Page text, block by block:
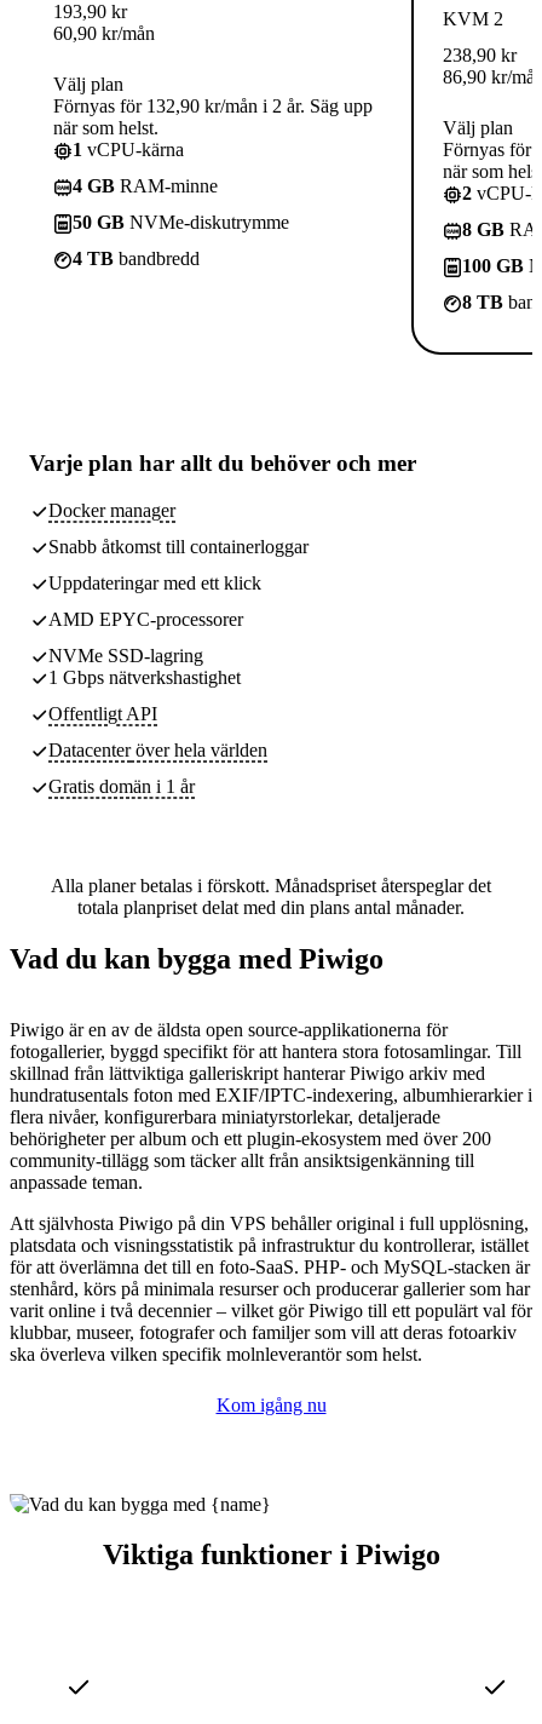
193,90 kr
60,90 kr/mån
Välj plan
Förnyas för 132,90 kr/mån i 2 år. Säg upp
när som helst.
1 vCPU-kärna
4 GB RAM-minne
50 GB NVMe-diskutrymme
4 TB bandbredd
KVM 2
238,90 kr
86,90 kr/
Välj plan
Förnyas för
när som
2 vCPU-
8 GB
100 GB
8 TB
Varje plan har allt du behöver och mer
Docker manager
Snabb åtkomst till containerloggar
Uppdateringar med ett klick
AMD EPYC-processorer
NVMe SSD-lagring
1 Gbps nätverkshastighet
Offentligt API
Datacenteröver hela världen
Gratis domän i 1 år
Alla planer betalas i förskott. Månadspriset återspeglar det
totala planpriset delat med din plans antal månader.
Vad du kan bygga med Piwigo
Piwigo är en av de äldsta open source-applikationerna för
fotogallerier, byggd specifikt för att hantera stora fotosamlingar. Till
skillnad från lättviktiga galleriskript hanterar Piwigo arkiv med
hundratusentals foton med EXIF/IPTC-indexering, albumhierarkier i
flera nivåer, konfigurerbara miniatyrstorlekar, detaljerade
behörigheter per album och ett plugin-ekosystem med över 200
community-tillägg som täcker allt från ansiktsigenkänning till
anpassade teman.
Att självhosta Piwigo på din VPS behåller original i full upplösning,
platsdata och visningsstatistik på infrastruktur du kontrollerar, istället
för att överlämna det till en foto-SaaS. PHP- och MySQL-stacken är
stenhård, körs på minimala resurser och producerar gallerier som har
varit online i två decennier – vilket gör Piwigo till ett populärt val för
klubbar, museer, fotografer och familjer som vill att deras fotoarkiv
ska överleva vilken specifik molnleverantör som helst.
Kom igång nu
Viktiga funktioner i Piwigo